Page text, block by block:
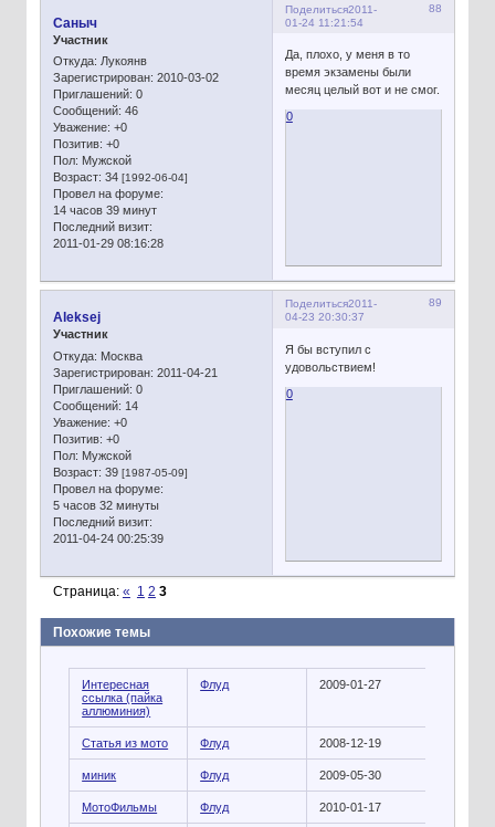
Поделиться 88
2011-
01-24 11:21:54
Сaныч
Участник
Откуда: Лукоянв
Зарегистрирован: 2010-03-02
Приглашений: 0
Сообщений: 46
Уважение: +0
Позитив: +0
Пол: Мужской
Возраст: 34 [1992-06-04]
Провел на форуме:
14 часов 39 минут
Последний визит:
2011-01-29 08:16:28
Да, плохо, у меня в то
время экзамены были
месяц целый вот и не смог.
0
Поделиться 89
2011-
04-23 20:30:37
Aleksej
Участник
Откуда: Москва
Зарегистрирован: 2011-04-21
Приглашений: 0
Сообщений: 14
Уважение: +0
Позитив: +0
Пол: Мужской
Возраст: 39 [1987-05-09]
Провел на форуме:
5 часов 32 минуты
Последний визит:
2011-04-24 00:25:39
Я бы вступил с
удовольствием!
0
Страница: « 1 2 3
Похожие темы
Интересная
ссылка (пайка
аллюминия)
Флуд 2009-01-27
Статья из мото Флуд 2008-12-19
миник Флуд 2009-05-30
МотоФильмы Флуд 2010-01-17